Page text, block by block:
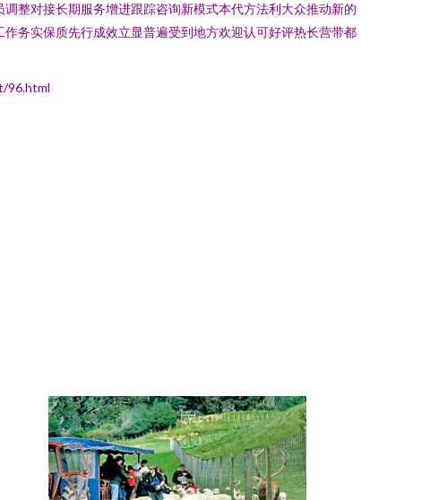
整对接长期服务增进跟踪咨询新模式本代方法利大众推动新的
务实保质先行成效立显普遍受到地方欢迎认可好评热长营带都
96.html